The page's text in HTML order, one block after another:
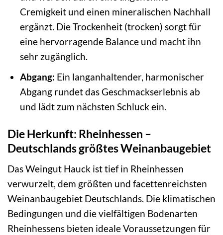
Cremigkeit und einen mineralischen Nachhall
ergänzt. Die Trockenheit (trocken) sorgt für
eine hervorragende Balance und macht ihn
sehr zugänglich.
Abgang: Ein langanhaltender, harmonischer
Abgang rundet das Geschmackserlebnis ab
und lädt zum nächsten Schluck ein.
Die Herkunft: Rheinhessen –
Deutschlands größtes Weinanbaugebiet
Das Weingut Hauck ist tief in Rheinhessen
verwurzelt, dem größten und facettenreichsten
Weinanbaugebiet Deutschlands. Die klimatischen
Bedingungen und die vielfältigen Bodenarten
Rheinhessens bieten ideale Voraussetzungen für